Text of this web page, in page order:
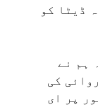
ڈیٹا کو
ہم نے
کی
پر ای